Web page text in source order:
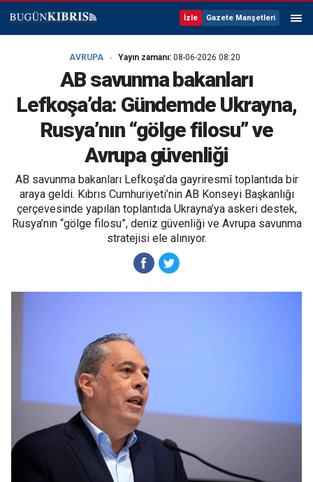
İzle Gazete Manşetleri
AVRUPA Yayın zamanı: 08-06-2026 08:20
AB savunma bakanları
Lefkoşa’da: Gündemde Ukrayna,
Rusya’nın “gölge filosu” ve
Avrupa güvenliği
AB savunma bakanları Lefkoşa’da gayriresmî toplantıda bir
araya geldi. Kıbrıs Cumhuriyeti’nin AB Konseyi Başkanlığı
çerçevesinde yapılan toplantıda Ukrayna’ya askeri destek,
Rusya’nın “gölge filosu”, deniz güvenliği ve Avrupa savunma
stratejisi ele alınıyor.